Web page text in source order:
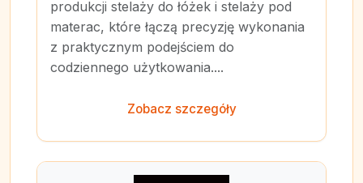
produkcji stelaży do łóżek i stelaży pod
materac, które łączą precyzję wykonania
z praktycznym podejściem do
codziennego użytkowania....
Zobacz szczegóły